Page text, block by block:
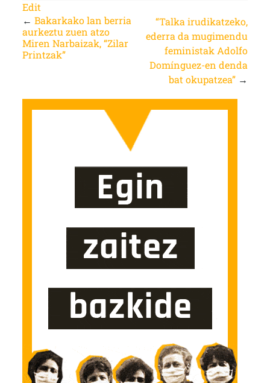
Edit
← Bakarkako lan berria
aurkeztu zuen atzo
Miren Narbaizak, “Zilar
Printzak”
“Talka irudikatzeko,
ederra da mugimendu
feministak Adolfo
Domínguez-en denda
bat okupatzea” →